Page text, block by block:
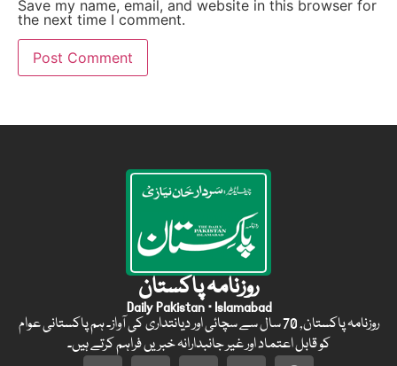
Save my name, email, and website in this browser for
the next time I comment.
روزنامہ پاکستان
Daily Pakistan · Islamabad
روزنامہ پاکستان, 70 سال سے سچائی اور دیانتداری کی آواز۔ ہم پاکستانی عوام
کو قابل اعتماد اور غیر جانبدارانہ خبریں فراہم کرتے ہیں۔